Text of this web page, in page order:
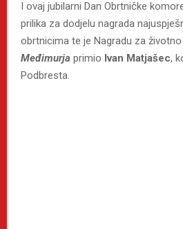
I ovaj jubilarni Dan Obrtničke
prilika za dodjelu nagrada
obrtnicima te je Nagradu za
Međimurja primio Ivan Matjašec,
Podbresta.